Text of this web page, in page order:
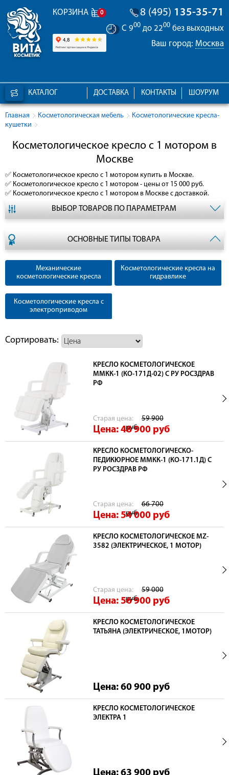
КОРЗИНА 0 8 (495) 135-35-71
С 900 до 2200 без выходных
Ваш город: Москва
КАТАЛОГ ШОУРУМ
КОНТАКТЫ
ДОСТАВКА
Главная Косметологическая мебель
Косметологические кресла-
кушетки
Косметологическое кресло с 1 мотором в
Москве
✅ Косметологическое кресло с 1 мотором купить в Москве.
✅ Косметологическое кресло с 1 мотором - цены от 15 000 руб.
✅ Косметологическое кресло с 1 мотором в Москве с доставкой.
ВЫБОР ТОВАРОВ ПО ПАРАМЕТРАМ
ОСНОВНЫЕ ТИПЫ ТОВАРА
Механические
косметологические кресла
Косметологические кресла на
гидравлике
Косметологические кресла с
электроприводом
Сортировать:
КРЕСЛО КОСМЕТОЛОГИЧЕСКОЕ
ММКК-1 (КО-171Д-02) С РУ РОСЗДРАВ
РФ
Cтарая цена:
59 900
руб
Цена: 48 900 руб
КРЕСЛО КОСМЕТОЛОГИЧЕСКО-
ПЕДИКЮРНОЕ ММКК-1 (КО-171.1Д) С
РУ РОСЗДРАВ РФ
Cтарая цена:
66 700
руб
Цена: 54 000 руб
КРЕСЛО КОСМЕТОЛОГИЧЕСКОЕ MZ-
3582 (ЭЛЕКТРИЧЕСКОЕ, 1 МОТОР)
Cтарая цена:
59 000
руб
Цена: 56 900 руб
КРЕСЛО КОСМЕТОЛОГИЧЕСКОЕ
ТАТЬЯНА (ЭЛЕКТРИЧЕСКОЕ, 1МОТОР)
Цена: 60 900 руб
КРЕСЛО КОСМЕТОЛОГИЧЕСКОЕ
ЭЛЕКТРА 1
Цена: 63 900 руб